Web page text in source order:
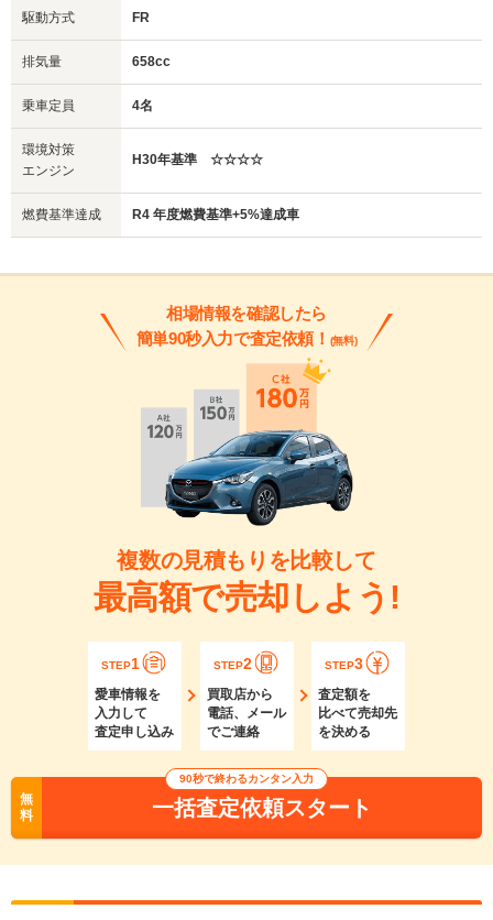
駆動方式 FR
排気量 658cc
乗車定員 4名
環境対策
エンジン
H30年基準 ☆☆☆☆
燃費基準達成 R4 年度燃費基準+5%達成車
相場情報を確認したら
簡単90秒入力で査定依頼！ (無料)
複数の見積もりを比較して
最高額で売却しよう!
STEP1
愛車情報を
入力して
査定申し込み
STEP2
買取店から
電話、メール
でご連絡
STEP3
査定額を
比べて売却先
を決める
無
料
90秒で終わるカンタン入力
一括査定依頼スタート